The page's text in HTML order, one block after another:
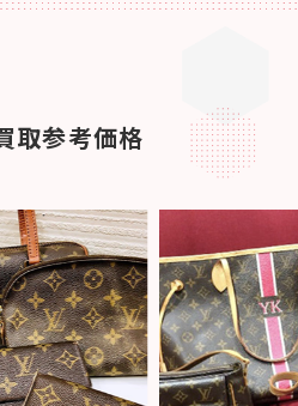
取参考価格